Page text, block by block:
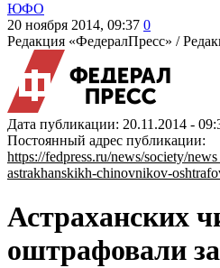
ЮФО
20 ноября 2014, 09:37 0
Редакция «ФедералПресс» /
Дата публикации: 20.11.2014 -
Постоянный адрес публикации:
https://fedpress.ru/news/society/
astrakhanskikh-chinovnikov-
Астраханских
оштрафовали